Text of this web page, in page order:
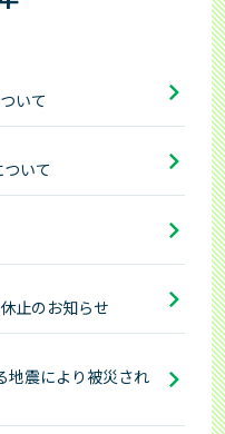
いて
いて
止のお知らせ
地震により被災され